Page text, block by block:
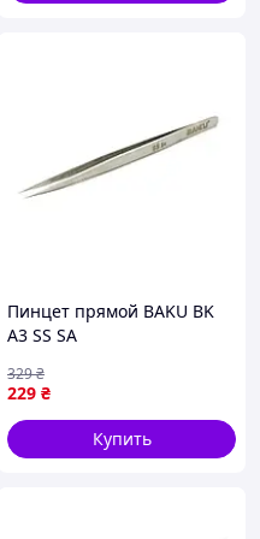
Пинцет прямой BAKU BK
A3 SS SA
229 ₴
329₴
Купить